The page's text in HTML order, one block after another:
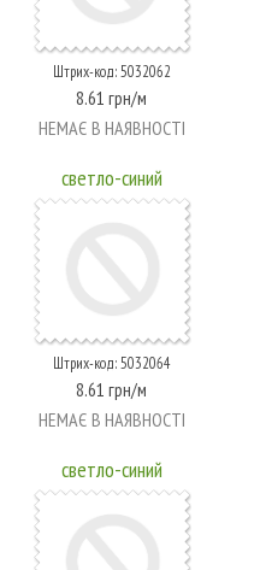
Штрих-код: 5032062
8.61 грн/м
НЕМАЄ В НАЯВНОСТІ
светло-синий
Штрих-код: 5032064
8.61 грн/м
НЕМАЄ В НАЯВНОСТІ
светло-синий